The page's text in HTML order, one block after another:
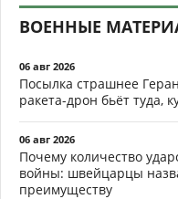
ВОЕННЫЕ
06 авг 2026
Посылка страшнее
ракета-дрон бьёт туда,
06 авг 2026
Почему количество
войны: швейцарцы
преимуществу